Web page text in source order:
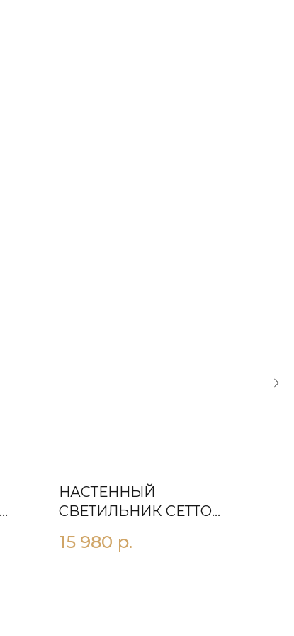
НАСТЕННЫЙ
СВЕТИЛЬНИК СЕТТО
15 980 р.